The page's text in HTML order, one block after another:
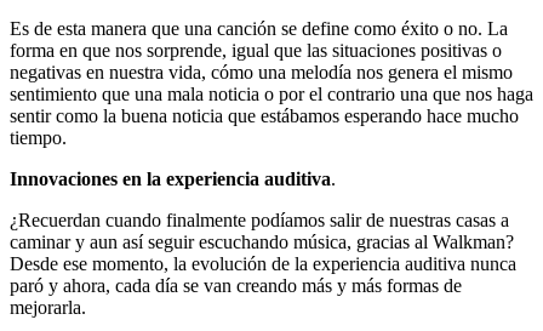
Es de esta manera que una canción se define como éxito o no. La
forma en que nos sorprende, igual que las situaciones positivas o
negativas en nuestra vida, cómo una melodía nos genera el mismo
sentimiento que una mala noticia o por el contrario una que nos haga
sentir como la buena noticia que estábamos esperando hace mucho
tiempo.
Innovaciones en la experiencia auditiva.
¿Recuerdan cuando finalmente podíamos salir de nuestras casas a
caminar y aun así seguir escuchando música, gracias al Walkman?
Desde ese momento, la evolución de la experiencia auditiva nunca
paró y ahora, cada día se van creando más y más formas de
mejorarla.